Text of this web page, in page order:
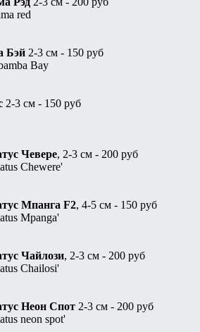
red
Бэй 2-3 см - 150 руб
Bay
2-3 см - 150 руб
Чевере, 2-3 см - 200 руб
Chewere'
Мпанга F2, 4-5 см - 150 руб
Mpanga'
Чайлози, 2-3 см - 200 руб
Chailosi'
Неон Спот 2-3 см - 200 руб
neon spot'